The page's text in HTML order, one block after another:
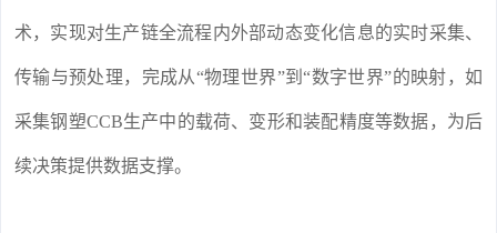
术，实现对生产链全流程内外部动态变化信息的实时采集、
传输与预处理，完成从“物理世界”到“数字世界”的映射，如
采集钢塑CCB生产中的载荷、变形和装配精度等数据，为后
续决策提供数据支撑。